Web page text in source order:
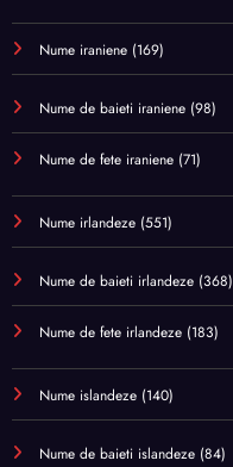
Nume iraniene (169)
Nume de baieti iraniene (98)
Nume de fete iraniene (71)
Nume irlandeze (551)
Nume de baieti irlandeze (368)
Nume de fete irlandeze (183)
Nume islandeze (140)
Nume de baieti islandeze (84)